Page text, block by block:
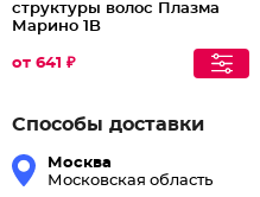
структуры волос Плазма
Марино 1B
от 641 ₽
Способы доставки
Москва
Московская область